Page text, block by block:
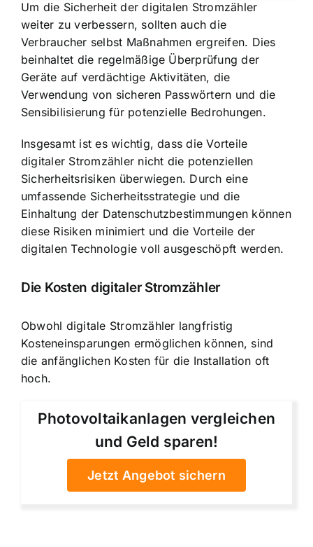
Um die Sicherheit der digitalen Stromzähler
weiter zu verbessern, sollten auch die
Verbraucher selbst Maßnahmen ergreifen. Dies
beinhaltet die regelmäßige Überprüfung der
Geräte auf verdächtige Aktivitäten, die
Verwendung von sicheren Passwörtern und die
Sensibilisierung für potenzielle Bedrohungen.
Insgesamt ist es wichtig, dass dieVorteile
digitaler Stromzähler nicht die potenziellen
Sicherheitsrisiken überwiegen. Durch eine
umfassende Sicherheitsstrategie und die
Einhaltung der Datenschutzbestimmungen können
diese Risiken minimiert und die Vorteile der
digitalen Technologie voll ausgeschöpft werden.
Die Kosten digitaler Stromzähler
Obwohl digitale Stromzähler langfristig
Kosteneinsparungen ermöglichen können, sind
die anfänglichen Kosten für die Installation oft
hoch.
Photovoltaikanlagen vergleichen
und Geld sparen!
Jetzt Angebot sichern